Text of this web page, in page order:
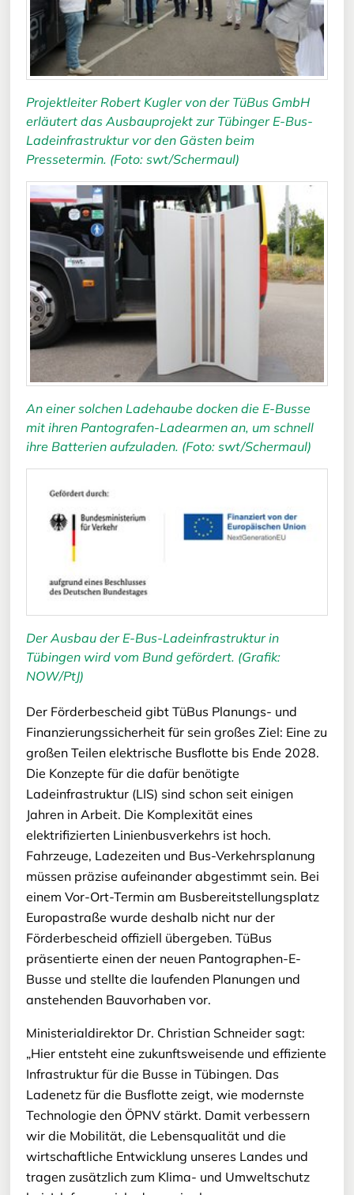
Projektleiter Robert Kugler von der TüBus GmbH
erläutert das Ausbauprojekt zur Tübinger E-Bus-
Ladeinfrastruktur vor den Gästen beim
Pressetermin. (Foto: swt/Schermaul)
An einer solchen Ladehaube docken die E-Busse
mit ihren Pantografen-Ladearmen an, um schnell
ihre Batterien aufzuladen. (Foto: swt/Schermaul)
Der Ausbau der E-Bus-Ladeinfrastruktur in
Tübingen wird vom Bund gefördert. (Grafik:
NOW/PtJ)
Der Förderbescheid gibt TüBus Planungs- und
Finanzierungssicherheit für sein großes Ziel: Eine zu
großen Teilen elektrische Busflotte bis Ende 2028.
Die Konzepte für die dafür benötigte
Ladeinfrastruktur (LIS) sind schon seit einigen
Jahren in Arbeit. Die Komplexität eines
elektrifizierten Linienbusverkehrs ist hoch.
Fahrzeuge, Ladezeiten und Bus-Verkehrsplanung
müssen präzise aufeinander abgestimmt sein. Bei
einem Vor-Ort-Termin am Busbereitstellungsplatz
Europastraße wurde deshalb nicht nur der
Förderbescheid offiziell übergeben. TüBus
präsentierte einen der neuen Pantographen-E-
Busse und stellte die laufenden Planungen und
anstehenden Bauvorhaben vor.
Ministerialdirektor Dr. Christian Schneider sagt:
„Hier entsteht eine zukunftsweisende und effiziente
Infrastruktur für die Busse in Tübingen. Das
Ladenetz für die Busflotte zeigt, wie modernste
Technologie den ÖPNV stärkt. Damit verbessern
wir die Mobilität, die Lebensqualität und die
wirtschaftliche Entwicklung unseres Landes und
tragen zusätzlich zum Klima- und Umweltschutz